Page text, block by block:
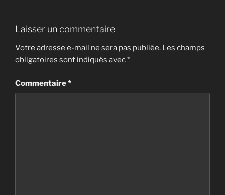
Laisser un commentaire
Votre adresse e-mail ne sera pas publiée. Les champs
obligatoires sont indiqués avec*
Commentaire*